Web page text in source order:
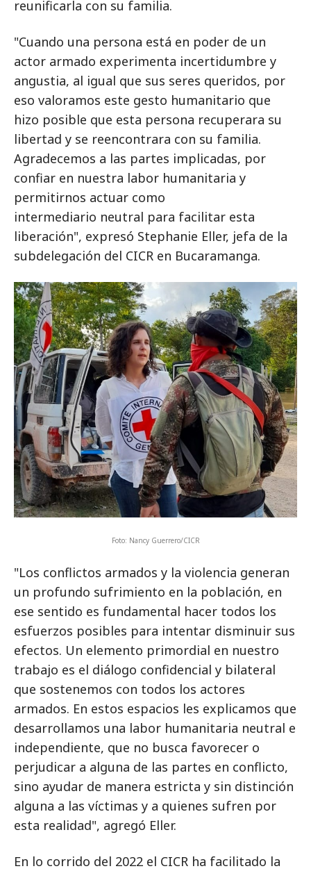
reunificarla con su familia.
"Cuando una persona está en poder de un
actor armado experimenta incertidumbre y
angustia, al igual que sus seres queridos, por
eso valoramos este gesto humanitario que
hizo posible que esta persona recuperara su
libertad y se reencontrara con su familia.
Agradecemos a las partes implicadas, por
confiar en nuestra labor humanitaria y
permitirnos actuar como
intermediario neutral para facilitar esta
liberación", expresó Stephanie Eller, jefa de la
subdelegación del CICR en Bucaramanga.
Foto: Nancy Guerrero/CICR
"Los conflictos armados y la violencia generan
un profundo sufrimiento en la población, en
ese sentido es fundamental hacer todos los
esfuerzos posibles para intentar disminuir sus
efectos. Un elemento primordial en nuestro
trabajo es el diálogo confidencial y bilateral
que sostenemos con todos los actores
armados. En estos espacios les explicamos que
desarrollamos una labor humanitaria neutral e
independiente, que no busca favorecer o
perjudicar a alguna de las partes en conflicto,
sino ayudar de manera estricta y sin distinción
alguna a las víctimas y a quienes sufren por
esta realidad", agregó Eller.
En lo corrido del 2022 el CICR ha facilitado la